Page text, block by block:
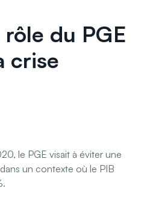
du PGE
crise
le PGE visait à éviter une
un contexte où le PIB